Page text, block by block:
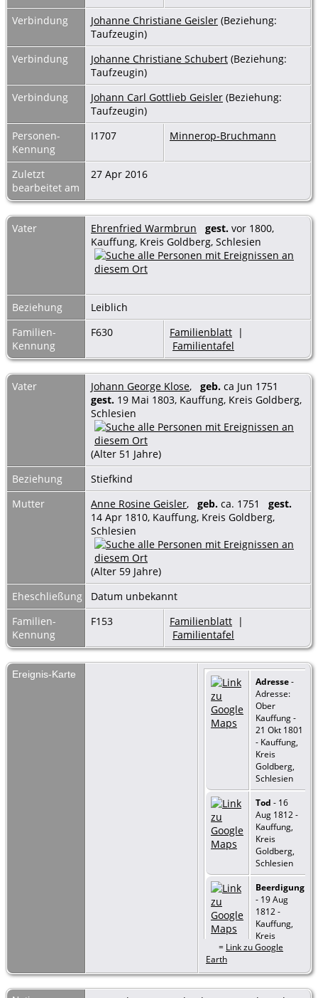
Verbindung Johanne Christiane Geisler (Beziehung:
Taufzeugin)
Verbindung
Johanne Christiane Schubert (Beziehung:
Taufzeugin)
Verbindung
Johann Carl Gottlieb Geisler (Beziehung:
Taufzeugin)
Personen-
Kennung
I1707 Minnerop-Bruchmann
Zuletzt
bearbeitet am
27 Apr 2016
Vater Ehrenfried Warmbrun gest. vor 1800,
Kauffung, Kreis Goldberg, Schlesien
Beziehung
Leiblich
Familien-
Kennung
F630 Familienblatt |
Familientafel
Vater Johann George Klose, geb. ca Jun 1751
gest. 19 Mai 1803, Kauffung, Kreis Goldberg,
Schlesien
(Alter 51 Jahre)
Beziehung
Stiefkind
Mutter
Anne Rosine Geisler, geb. ca. 1751 gest.
14 Apr 1810, Kauffung, Kreis Goldberg,
Schlesien
(Alter 59 Jahre)
Eheschließung
Datum unbekannt
Familien-
Kennung
F153 Familienblatt |
Familientafel
Ereignis-Karte
Adresse-
Adresse:
Ober
Kauffung -
21 Okt 1801
- Kauffung,
Kreis
Goldberg,
Schlesien
Tod - 16
Aug 1812 -
Kauffung,
Kreis
Goldberg,
Schlesien
Beerdigung
- 19 Aug
1812 -
Kauffung,
Kreis
Goldberg,
= Link zu Google
Earth